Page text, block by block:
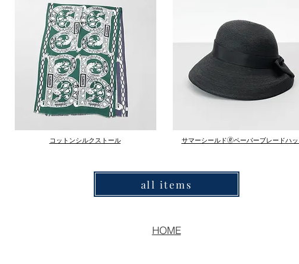
コットンシルクストール サマーシールド🄬ペーパーブレードハ
all items
HOME